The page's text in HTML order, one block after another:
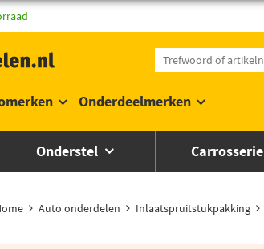
Onderdeelmerken
Onderstel Carrosserie
Auto onderdelen Inlaatspruitstukpakking